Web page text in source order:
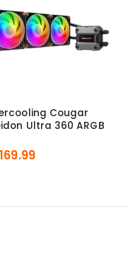
Cougar
Ultra 360 ARGB
169.99